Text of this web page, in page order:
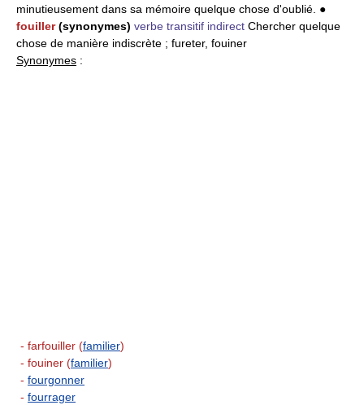
minutieusement dans sa mémoire quelque chose d'oublié. ●
fouiller(synonymes) verbe transitif indirect Chercher quelque
chose de manière indiscrète ; fureter, fouiner
Synonymes :
- farfouiller (familier)
- fouiner (familier)
- fourgonner
- fourrager